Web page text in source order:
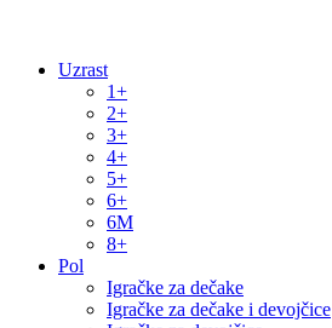
Uzrast
1+
2+
3+
4+
5+
6+
6M
8+
Pol
Igračke za dečake
Igračke za dečake i devojčice